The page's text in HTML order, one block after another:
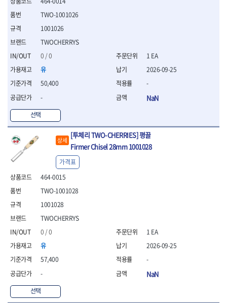
- 핀셋
- 절연비트홀다
- 절연비트홀다드라이버
- 방폭망치
- 절연L렌치
- 절연니퍼
- 절연가위
- 절연비트
- 절연드라이버교체날
- 절연공구세트
- 절연라쳇렌치
- 절연라쳇렌치세트
- 절연볼트커터
- 절연아답타
- 절연펀치
- 기타
- 방폭연결대
- 방폭옵셋렌치
- 방폭펜치
- 방폭플라이어
- 방폭가위
- 방폭비트소켓
- 방폭아답타
TWOCHERRYS
0 / 0
유
50,400
-
선택
TWO-1001026
1001026
1 EA
2026-09-25
-
NaN
상세
[투체리 TWO-CHERRIES] 평끌
Firmer Chisel 28mm 1001028
464-0015
TWOCHERRYS
0 / 0
유
57,400
-
선택
TWO-1001028
1001028
가격표
1 EA
2026-09-25
-
NaN